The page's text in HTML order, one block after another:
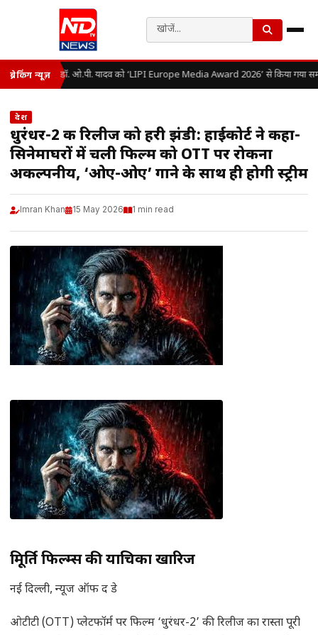
ब्रेकिंग न्यूज़ डॉ. ओ.पी. यादव को ‘LIPI Europe Media Award 2026’ से किया गया
देश
धुरंधर-2 की रिलीज को हरी झंडी: हाईकोर्ट ने कहा-
सिनेमाघरों में चली फिल्म को OTT पर रोकना
अकल्पनीय, ‘ओए-ओए’ गाने के साथ ही होगी स्ट्रीम
Imran Khan 15 May 2026 1 min read
त्रिमूर्ति फिल्म्स की याचिका खारिज
नई दिल्ली, न्यूज ऑफ द डे
ओटीटी (OTT) प्लेटफॉर्म पर फिल्म ‘धुरंधर-2’ की रिलीज का रास्ता पूरी